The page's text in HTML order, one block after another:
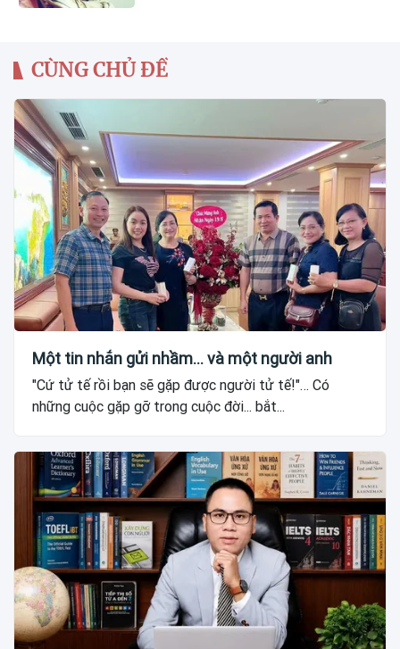
CÙNG CHỦ ĐỀ
Một tin nhắn gửi nhầm... và một người anh
"Cứ tử tế rồi bạn sẽ gặp được người tử tế!"… Có
những cuộc gặp gỡ trong cuộc đời... bắt...